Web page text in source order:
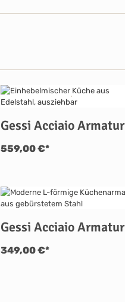
Gessi Acciaio Armatur
559,00 €*
Gessi Acciaio Armatur
349,00 €*